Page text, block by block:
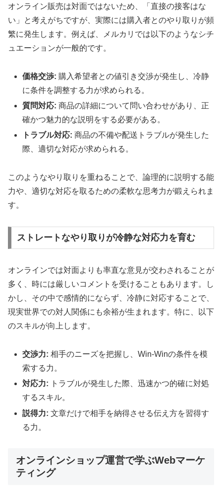
オンライン販売は対面ではないため、「直接の接客はな
い」と考えがちですが、実際には購入者とのやり取りが頻
繁に発生します。例えば、メルカリでは以下のようなシチ
ュエーションが一般的です。
価格交渉: 購入希望者との値引き交渉が発生し、冷静
に条件を調整する力が求められる。
質問対応: 商品の詳細について問い合わせがあり、正
確かつ魅力的な説明をする必要がある。
トラブル対応: 商品の不備や配送トラブルが発生した
際、適切な対応が求められる。
このようなやり取りを重ねることで、論理的に説明する能
力や、適切な対応を取るための柔軟な思考力が鍛えられま
す。
ストレートなやり取りが冷静な対応力を育む
オンラインでは対面よりも率直な意見が交わされることが
多く、時には厳しいコメントを受けることもあります。し
かし、その中で感情的にならず、冷静に対応することで、
現実世界での対人関係にも余裕が生まれます。特に、以下
のスキルが向上します。
交渉力: 相手のニーズを把握し、Win-Winの条件を模
索する力。
対応力: トラブルが発生した際、迅速かつ的確に対処
するスキル。
説得力: 文章だけで相手を納得させる伝え方を習得す
る力。
オンラインショップ運営で学ぶWebマーケ
ティング